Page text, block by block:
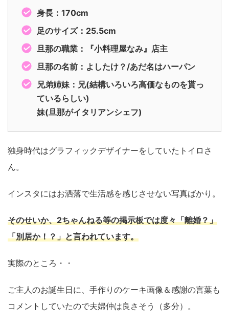
身長：170cm
足のサイズ：25.5cm
旦那の職業：『小料理屋なみ』店主
旦那の名前：よしたけ？/あだ名はハーパン
兄弟姉妹：兄(結構いろいろ高価なものを貰っ
ているらしい)
妹(旦那がイタリアンシェフ)
独身時代はグラフィックデザイナーをしていたトイロさ
ん。
インスタにはお洒落で生活感を感じさせない写真ばかり。
そのせいか、2ちゃんねる等の掲示板では度々「離婚？」
「別居か！？」と言われています。
実際のところ・・
ご主人のお誕生日に、手作りのケーキ画像＆感謝の言葉も
コメントしていたので夫婦仲は良さそう（多分）。